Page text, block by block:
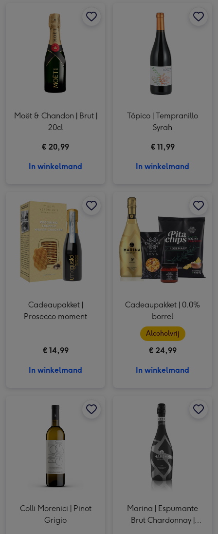
Moët & Chandon | Brut |
20cl
€ 20,99
In winkelmand
Tópico | Tempranillo
Syrah
€ 11,99
In winkelmand
Cadeaupakket |
Prosecco moment
€ 14,99
In winkelmand
Cadeaupakket | 0.0%
borrel
Alcoholvrij
€ 24,99
In winkelmand
Colli Morenici | Pinot
Grigio
Marina | Espumante
Brut Chardonnay |